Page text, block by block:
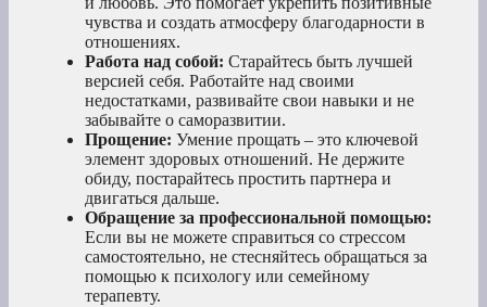
чувства и создать атмосферу благодарности в
отношениях.
Работа над собой: Старайтесь быть лучшей
версией себя. Работайте над своими
недостатками, развивайте свои навыки и не
забывайте о саморазвитии.
Прощение: Умение прощать – это ключевой
элемент здоровых отношений. Не держите
обиду, постарайтесь простить партнера и
двигаться дальше.
Обращение за профессиональной помощью:
Если вы не можете справиться со стрессом
самостоятельно, не стесняйтесь обращаться за
помощью к психологу или семейному
терапевту.